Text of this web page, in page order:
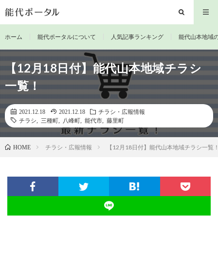
ホーム 能代ポータルについて 人気記事ランキング 能代山本地域
【12月18日付】能代山本地域チラシ
一覧！
2021.12.18 2021.12.18
チラシ・広報情報
チラシ
三種町 八峰町 能代市 藤里町
HOME チラシ・広報情報 【12月18日付】能代山本地域チラシ一覧